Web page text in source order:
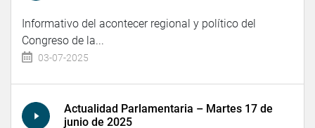
Informativo del acontecer regional y político del
Congreso de la...
03-07-2025
Actualidad Parlamentaria – Martes 17 de
junio de 2025